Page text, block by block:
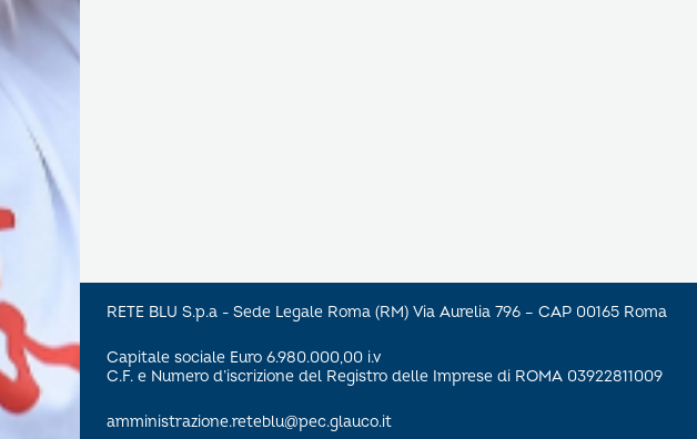
RETE BLU S.p.a - Sede Legale Roma (RM) Via Aurelia 796 – CAP 00165 Roma
Capitale sociale Euro 6.980.000,00 i.v
C.F. e Numero d’iscrizione del Registro delle Imprese di ROMA 03922811009
amministrazione.reteblu@pec.glauco.it